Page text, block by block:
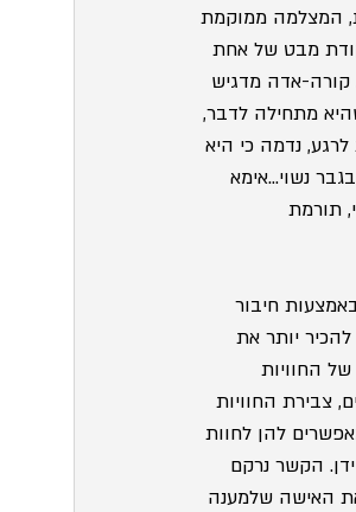
המצלמה ממוקמת
מבט של אחת
אדה מדגיש
מתחילה לדבר,
נדמה כי היא
נשוי…אימא
תורמת
חיבור
יותר את
החוויות
צבירת החוויות
להן לחוות
הקשר נרקם
האישה שלמענה